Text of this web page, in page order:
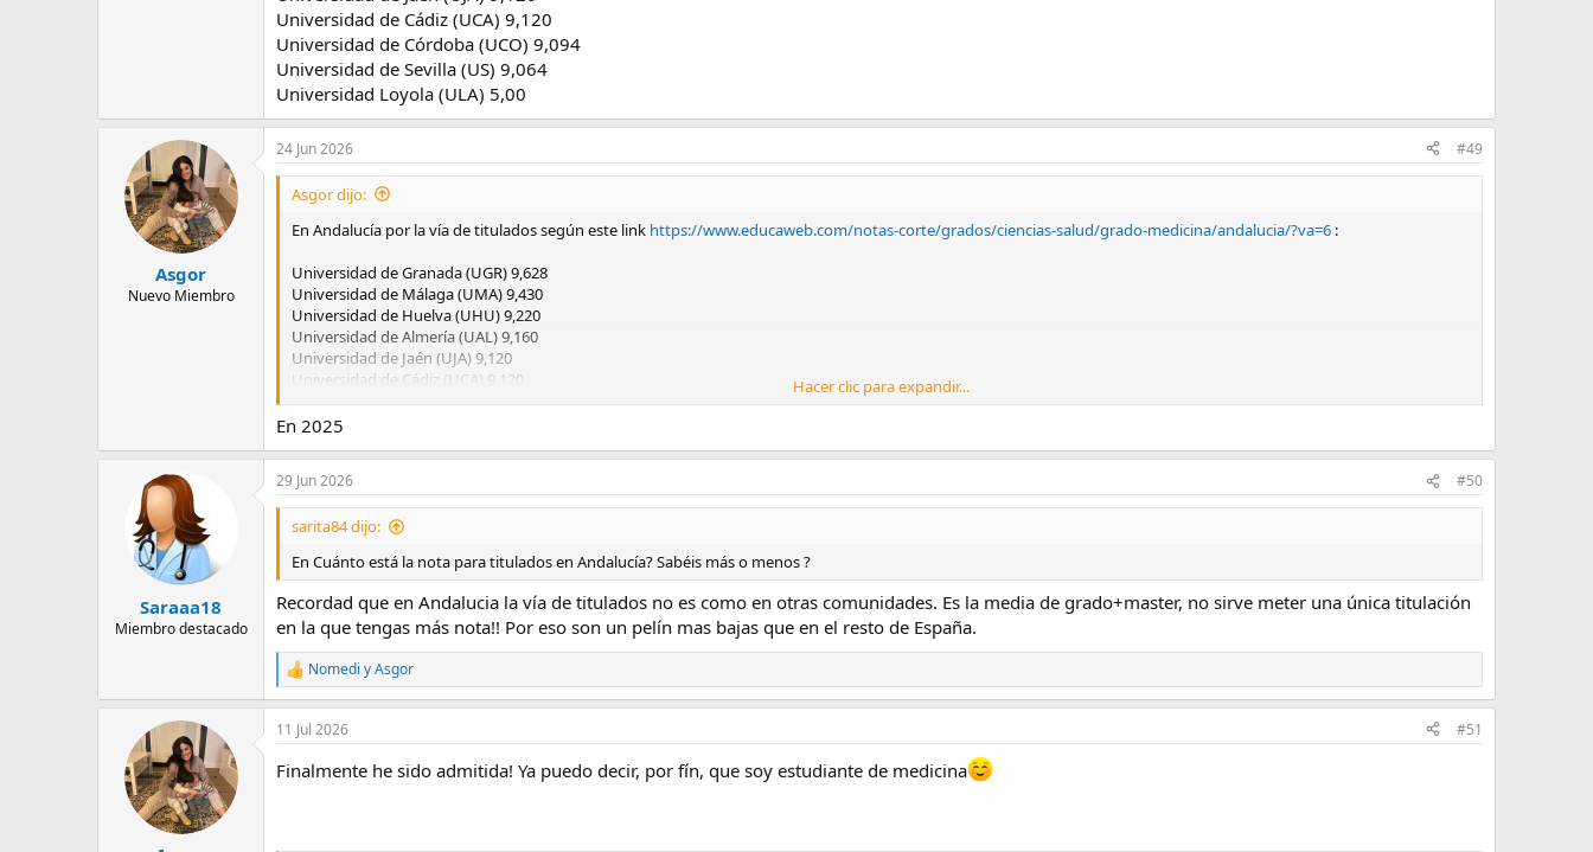
Universidad de Cádiz (UCA) 9,120
Universidad de Córdoba (UCO) 9,094
Universidad de Sevilla (US) 9,064
Universidad Loyola (ULA) 5,00
Asgor
Nuevo Miembro
24 Jun 2026 #49
Asgor dijo:
En Andalucía por la vía de titulados según este link https://www.educaweb.com/notas-corte/grados/ciencias-salud/grado-medicina/andalucia/?va=6 :
Universidad de Granada (UGR) 9,628
Universidad de Málaga (UMA) 9,430
Universidad de Huelva (UHU) 9,220
Universidad de Almería (UAL) 9,160
Universidad de Jaén (UJA) 9,120
Universidad de Cádiz (UCA) 9,120
Universidad de Córdoba (UCO) 9,094
Universidad de Sevilla (US) 9,064
Hacer clic para expandir...
En 2025
Saraaa18
Miembro destacado
29 Jun 2026 #50
sarita84 dijo:
En Cuánto está la nota para titulados en Andalucía? Sabéis más o menos ?
Recordad que en Andalucia la vía de titulados no es como en otras comunidades. Es la media de grado+master, no sirve meter una única titulación
en la que tengas más nota!! Por eso son un pelín mas bajas que en el resto de España.
R
e
a
c
i
s
Nomedi yAsgor
11 Jul 2026 #51
Finalmente he sido admitida! Ya puedo decir, por fín, que soy estudiante de medicina